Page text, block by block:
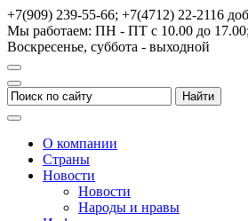
+7(909) 239-55-66; +7(4712) 22-2116
Мы работаем: ПН - ПТ с 10.00 до 17.00;
Воскресенье, суббота - выходной
О компании
Страны
Новости
Новости
Народы и нравы